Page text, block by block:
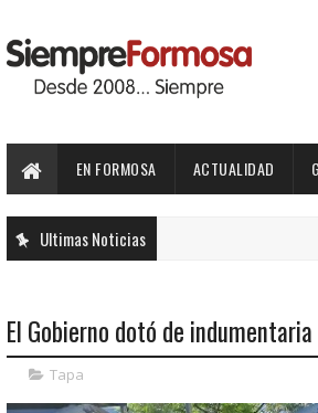
EN FORMOSA ACTUALIDAD
Ultimas Noticias
El Gobierno dotó de
Tapa